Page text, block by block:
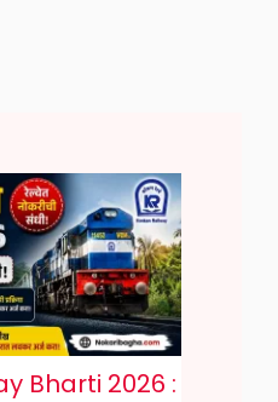
Bharti 2026 :